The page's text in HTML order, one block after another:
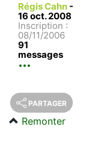
Régis Cahn -
16 oct. 2008
Inscription :
08/11/2006
91
messages
PARTAGER
Remonter